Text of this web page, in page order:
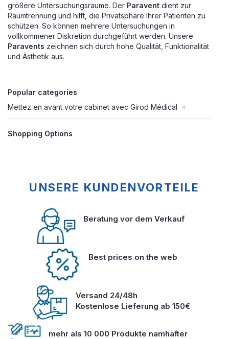
größere Untersuchungsräume. Der Paravent dient zur
Raumtrennung und hilft, die Privatsphäre Ihrer Patienten zu
schützen. So können mehrere Untersuchungen in
vollkommener Diskretion durchgeführt werden. Unsere
Paravents zeichnen sich durch hohe Qualität, Funktionalität
und Ästhetik aus.
Popular categories
Mettez en avant votre cabinet avec Girod Médical
Shopping Options
UNSERE KUNDENVORTEILE
Beratung vor dem Verkauf
Best prices on the web
Versand 24/48h
Kostenlose Lieferung ab 150€
mehr als 10 000 Produkte namhafter